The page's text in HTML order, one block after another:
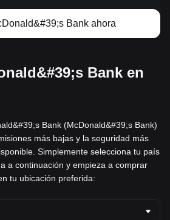
Bank ahora
Bank en
Bank (McDonald&#39;s Bank)
más bajas y la seguridad más
Simplemente selecciona tu país
a continuación y empieza a comprar
tu ubicación preferida: